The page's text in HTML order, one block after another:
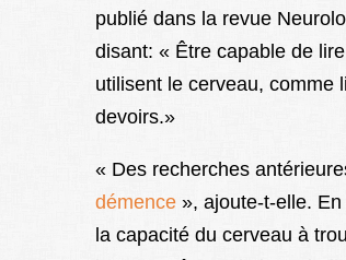
publié dans la revue
disant: « Être capable de
utilisent le cerveau, comme
devoirs.»
« Des recherches
démence », ajoute-t-elle.
la capacité du cerveau à